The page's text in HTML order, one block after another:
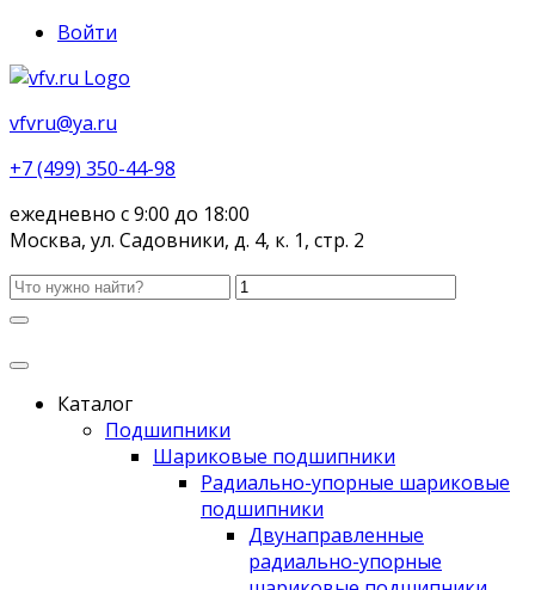
Войти
vfvru@ya.ru
+7 (499) 350-44-98
ежедневно с 9:00 до 18:00
Москва, ул. Садовники, д. 4, к. 1, стр. 2
Каталог
Подшипники
Шариковые подшипники
Радиально-упорные шариковые
подшипники
Двунаправленные
радиально-упорные